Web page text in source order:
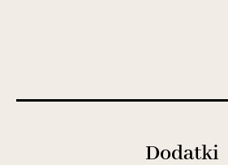
Dodatki